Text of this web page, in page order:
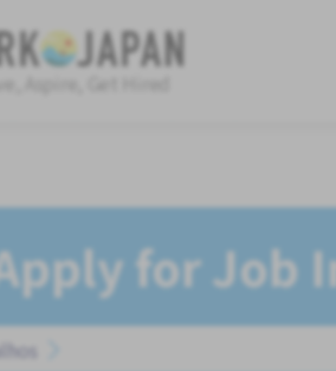
Aspire, Get Hired
for Job